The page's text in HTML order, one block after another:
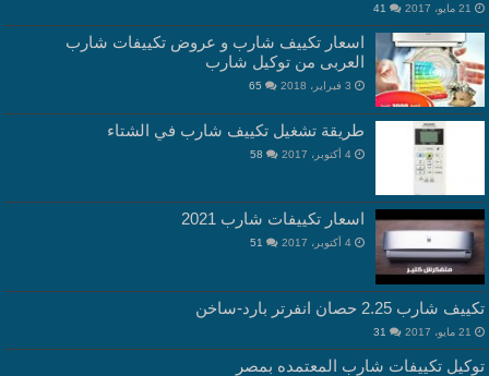
21 مايو، 2017 41
اسعار تكييف شارب و عروض تكييفات شارب
العربى من توكيل شارب
3 فبراير، 2018 65
طريقة تشغيل تكييف شارب في الشتاء
4 أكتوبر، 2017 58
اسعار تكييفات شارب 2021
4 أكتوبر، 2017 51
تكييف شارب 2.25 حصان انفرتر بارد-ساخن
21 مايو، 2017 31
توكيل تكييفات شارب المعتمده بمصر